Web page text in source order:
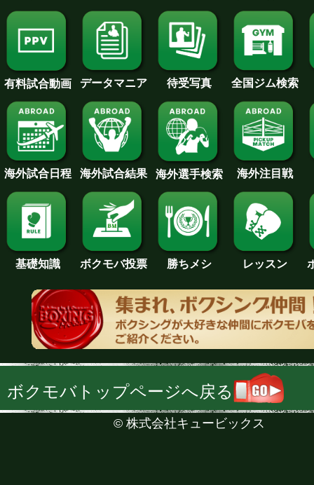
有料試合動画 データマニア 待受写真 全国ジム検索
海外試合日程 海外試合結果 海外選手検索 海外注目戦
基礎知識 ボクモバ投票 勝ちメシ レッスン
ボクモバトップページへ戻る
© 株式会社キュービックス